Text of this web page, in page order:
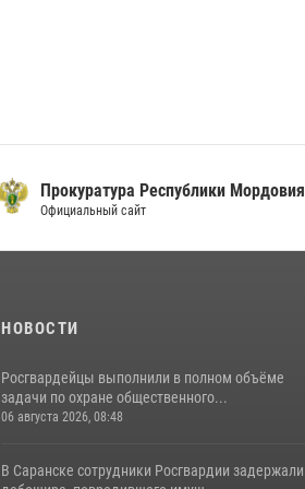
Прокуратура Республики Мордовия
Официальный сайт
НОВОСТИ
Росгвардейцы выполнили в полном объёме
задачи по охране общественного...
06 августа 2026, 08:48
В Саранске сотрудники Росгвардии задержали